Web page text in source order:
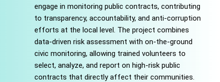
engage in monitoring public contracts, contributing
to transparency, accountability, and anti-corruption
efforts at the local level. The project combines
data-driven risk assessment with on-the-ground
civic monitoring, allowing trained volunteers to
select, analyze, and report on high-risk public
contracts that directly affect their communities.